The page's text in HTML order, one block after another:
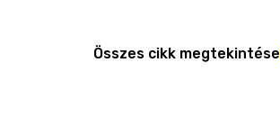
Összes cikk megtekintése